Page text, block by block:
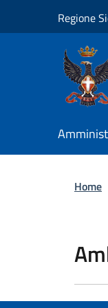
Regione
Home